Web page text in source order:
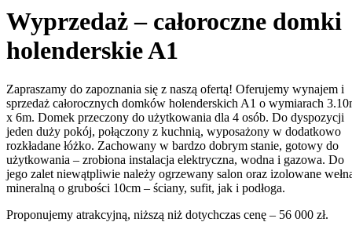
Wyprzedaż – całoroczne domki
holenderskie A1
Zapraszamy do zapoznania się z naszą ofertą! Oferujemy wynajem i
sprzedaż całorocznych domków holenderskich A1 o wymiarach
x 6m. Domek przeczony do użytkowania dla 4 osób. Do dyspozycji
jeden duży pokój, połączony z kuchnią, wyposażony w dodatkowo
rozkładane łóżko. Zachowany w bardzo dobrym stanie, gotowy do
użytkowania – zrobiona instalacja elektryczna, wodna i gazowa. Do
jego zalet niewątpliwie należy ogrzewany salon oraz izolowane
mineralną o grubości 10cm – ściany, sufit, jak i podłoga.
Proponujemy atrakcyjną, niższą niż dotychczas cenę – 56 000 zł.